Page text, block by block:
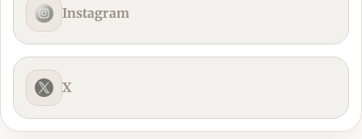
Instagram
X